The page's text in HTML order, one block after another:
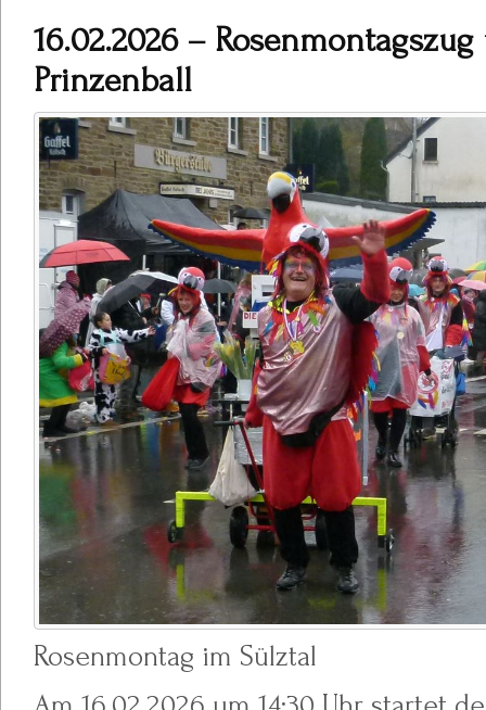
16.02.2026 –
Prinzenball
Rosenmontag im Sülztal